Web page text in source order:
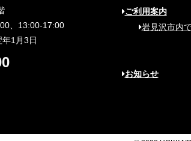
、13:00-17:00
1月3日
ご利用案内
岩見沢市内
お知らせ